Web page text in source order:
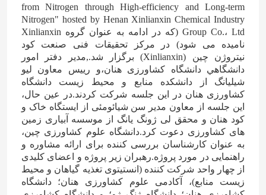
from Nitrogen through High-efficiency and Long-term
Nitrogen" hosted by Henan Xinlianxin Chemical Industry
Group Co.، Ltd (که در ادامه به عنوان گروه Xinlianxin
نامیده می شود) در مرکز تحقیقات فنی صنعت کود
نیتروژن چین (Xinlianxin) برگزار شد.,مدير دفتر امور
دانشگاهي دانشگاه کشاورزی هنان،و رییس معاون لیو
شیلیانگ از دانشکده منابع و محیط زیست دانشگاه
کشاورزی هنان در این جلسه شرکت کردند.در عین حال،
این جلسه از معاون مدیر سن شیائومئی از ایستگاه خاک و
کود هنان و محقق لی ژونگ یانگ از موسسه آبیاری زمین
های کشاورزی دعوت کرد.دانشگاه علوم کشاورزی چین،
به عنوان کارشناسان بررسی کننده برای ارائه مشاوره و
راهنمایی در مورد پروژه.رهبران زیر پروژه و اعضای کلیدی
از چهار واحد شرکت کننده (انستیتوی تغذیه گیاهان و محیط
زیست منابع)، آکادمی علوم کشاورزی هنان؛ دانشگاه